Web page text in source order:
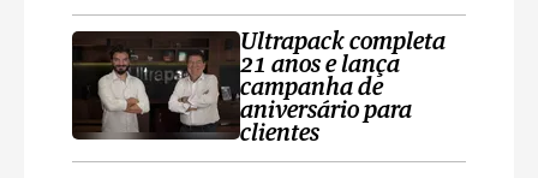
Ultrapack completa
21 anos e lança
campanha de
aniversário para
clientes